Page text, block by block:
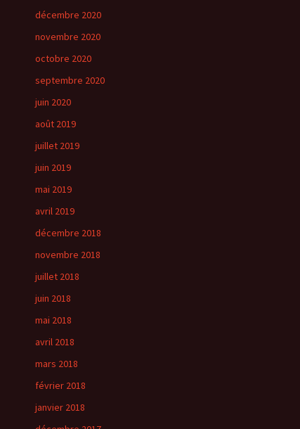
décembre 2020
novembre 2020
octobre 2020
septembre 2020
juin 2020
août 2019
juillet 2019
juin 2019
mai 2019
avril 2019
décembre 2018
novembre 2018
juillet 2018
juin 2018
mai 2018
avril 2018
mars 2018
février 2018
janvier 2018